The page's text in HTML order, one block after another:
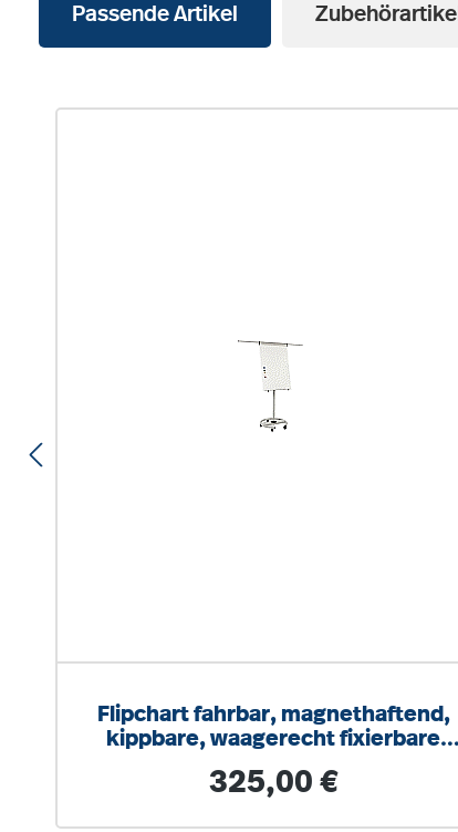
Passende Artikel Zubehörartikel
Flipchart fahrbar, magnethaftend,
kippbare, waagerecht fixierbare
Regulärer Preis:
325,00 €